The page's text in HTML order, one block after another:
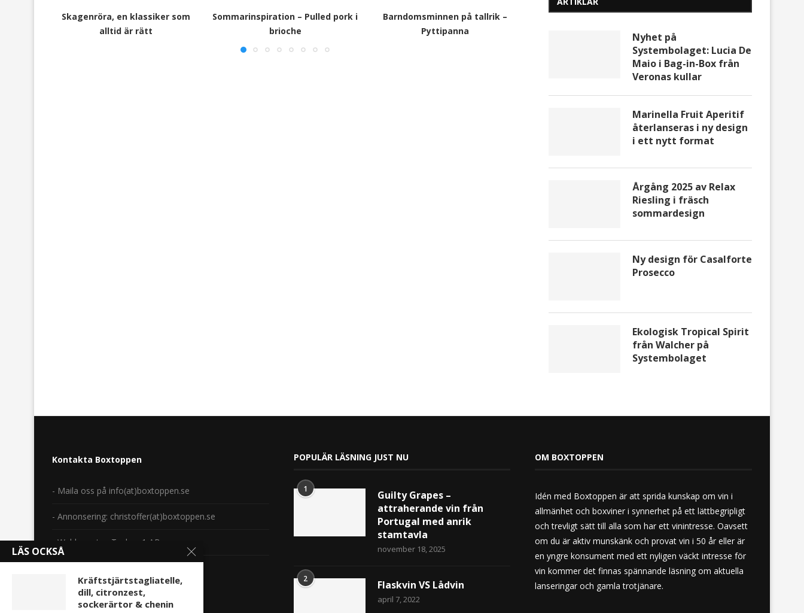
Skagenröra, en klassiker som
alltid är rätt
Sommarinspiration – Pulled pork i
brioche
Barndomsminnen på tallrik –
Pyttipanna
Nyhet på
Systembolaget: Lucia De
Maio i Bag-in-Box från
Veronas kullar
Marinella Fruit Aperitif
återlanseras i ny design
i ett nytt format
Årgång 2025 av Relax
Riesling i fräsch
sommardesign
Ny design för Casalforte
Prosecco
Ekologisk Tropical Spirit
från Walcher på
Systembolaget
Kontakta Boxtoppen
- Maila oss på info(at)boxtoppen.se
- Annonsering: christoffer(at)boxtoppen.se
- Webbmaster: Tecken 1 AB
POPULÄR LÄSNING JUST NU
1
Guilty Grapes –
attraherande vin från
Portugal med anrik
stamtavla
november 18, 2025
2 Flaskvin VS Lådvin
april 7, 2022
OM BOXTOPPEN
Idén med Boxtoppen är att sprida kunskap om vin i
allmänhet och boxviner i synnerhet på ett lättbegripligt
och trevligt sätt till alla som har ett vinintresse. Oavsett
om du är aktiv munskänk och provat vin i 50 år eller är
en yngre konsument med ett nyligen väckt intresse för
vin kommer det finnas spännande läsning om aktuella
lanseringar och gamla trotjänare.
LÄS OCKSÅ
Kräftstjärtstagliatelle,
dill, citronzest,
sockerärtor & chenin